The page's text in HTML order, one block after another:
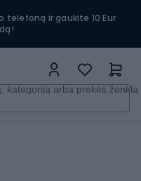
telefoną ir gaukite 10 Eur
kategoriją arba prekės ženklą